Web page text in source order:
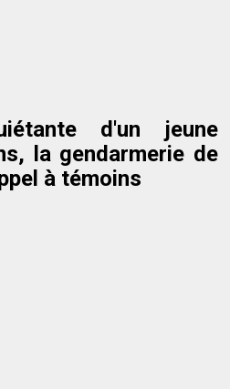
d'un jeune
la gendarmerie de
à témoins